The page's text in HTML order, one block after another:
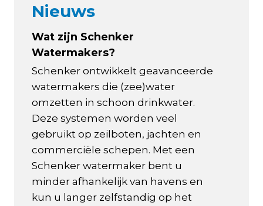
Nieuws
Wat zijn Schenker
Watermakers?
Schenker ontwikkelt geavanceerde
watermakers die (zee)water
omzetten in schoon drinkwater.
Deze systemen worden veel
gebruikt op zeilboten, jachten en
commerciële schepen. Met een
Schenker watermaker bent u
minder afhankelijk van havens en
kun u langer zelfstandig op het